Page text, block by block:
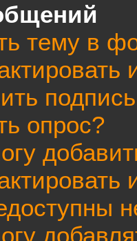
тему в
опрос?